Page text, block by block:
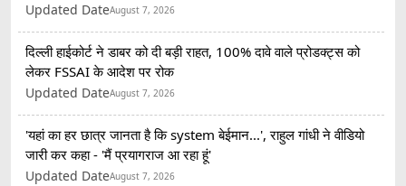
Updated DateAugust 7, 2026
दिल्ली हाईकोर्ट ने डाबर को दी बड़ी राहत, 100% दावे वाले प्रोडक्ट्स को
लेकर FSSAI के आदेश पर रोक
Updated DateAugust 7, 2026
'यहां का हर छात्र जानता है कि system बेईमान...', राहुल गांधी ने वीडियो
जारी कर कहा - 'मैं प्रयागराज आ रहा हूं'
Updated DateAugust 7, 2026